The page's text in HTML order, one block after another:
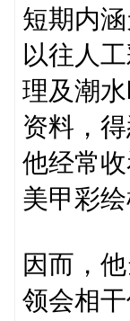
短期内
以往人
理及潮
资料，
他经常
美甲彩
因而，
领会相